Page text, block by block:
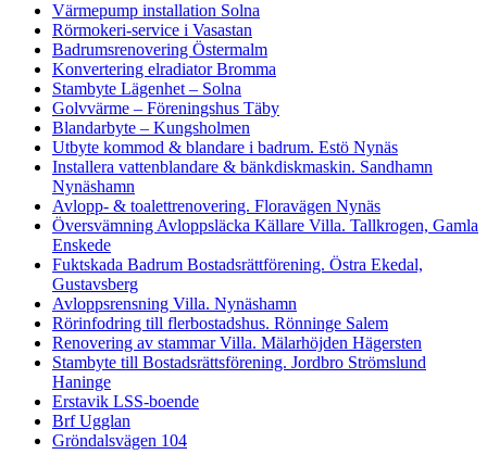
Värmepump installation Solna
Rörmokeri-service i Vasastan
Badrumsrenovering Östermalm
Konvertering elradiator Bromma
Stambyte Lägenhet – Solna
Golvvärme – Föreningshus Täby
Blandarbyte – Kungsholmen
Utbyte kommod & blandare i badrum. Estö Nynäs
Installera vattenblandare & bänkdiskmaskin. Sandhamn
Nynäshamn
Avlopp- & toalettrenovering. Floravägen Nynäs
Översvämning Avloppsläcka Källare Villa. Tallkrogen, Gamla
Enskede
Fuktskada Badrum Bostadsrättförening. Östra Ekedal,
Gustavsberg
Avloppsrensning Villa. Nynäshamn
Rörinfodring till flerbostadshus. Rönninge Salem
Renovering av stammar Villa. Mälarhöjden Hägersten
Stambyte till Bostadsrättsförening. Jordbro Strömslund
Haninge
Erstavik LSS-boende
Brf Ugglan
Gröndalsvägen 104